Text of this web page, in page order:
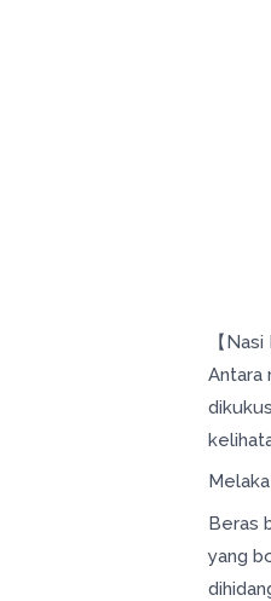
【
Antara
Beras
yang